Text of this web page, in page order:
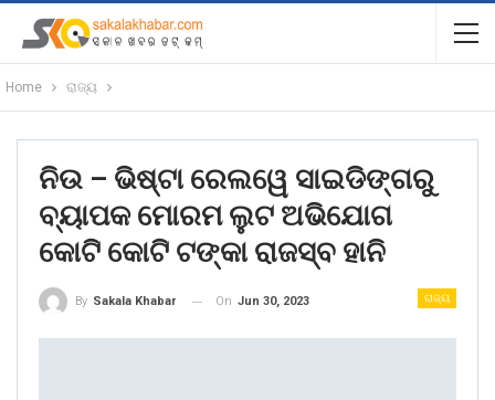
Home ରାଜ୍ୟ
ନିଉ – ଭିଷ୍ଟା ରେଲୱେ ସାଇଡିଙ୍ଗରୁ
ବ୍ୟାପକ ମୋରମ ଲୁଟ ଅଭିଯୋଗ
କୋଟି କୋଟି ଟଙ୍କା ରାଜସ୍ବ ହାନି
ରାଜ୍ୟ
By Sakala Khabar On Jun 30, 2023